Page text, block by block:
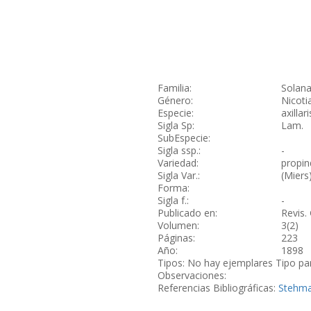
Familia:
Género:
Especie:
Sigla Sp:
Lam.
SubEspecie:
Sigla ssp.:
-
Variedad:
Sigla Var.:
Forma:
Sigla f.:
-
Publicado en:
Revis.
Volumen:
3(2)
Páginas:
223
Año:
1898
Tipos: No hay ejemplares Tipo
Observaciones:
Referencias Bibliográficas: